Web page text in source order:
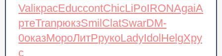
ValiкрасEduccontChicLiPoIRONAgaiА
ртеTranрюкзSmilClatSwarDM-
0оказМороЛитРрукоLadyIdolHelgХру
с